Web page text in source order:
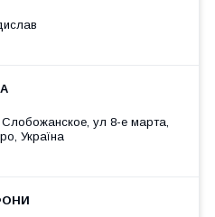
Слобожанское, ул 8-е марта,
Україна